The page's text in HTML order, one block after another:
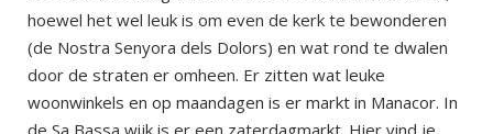
hoewel het wel leuk is om even de kerk te bewonderen
(de Nostra Senyora dels Dolors) en wat rond te dwalen
door de straten er omheen. Er zitten wat leuke
woonwinkels en op maandagen is er markt in Manacor. In